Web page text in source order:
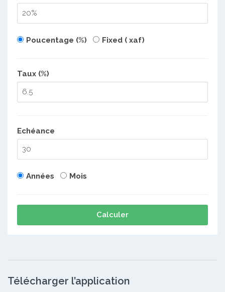
Poucentage (%) Fixed ( xaf)
Taux (%)
Echéance
Années Mois
Calculer
Télécharger l’application